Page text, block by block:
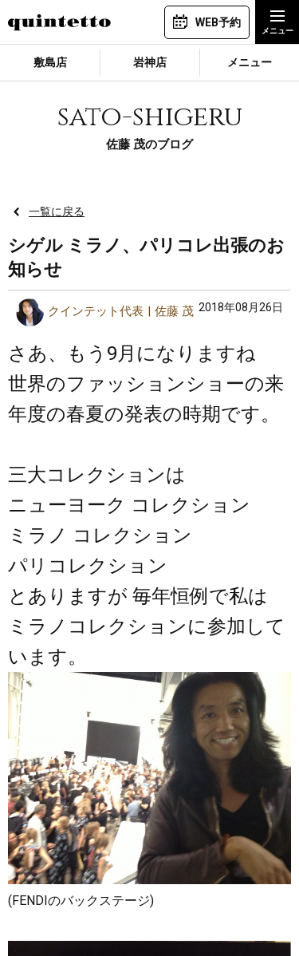
WEB予約
敷島店 岩神店 メニュー
sato-shigeru
佐藤 茂のブログ
一覧に戻る
シゲル ミラノ、パリコレ出張のお
知らせ
クインテット代表 佐藤 茂 2018年08月26日
さあ、もう9月になりますね
世界のファッションショーの来
年度の春夏の発表の時期です。
三大コレクションは
ニューヨーク コレクション
ミラノ コレクション
パリコレクション
とありますが 毎年恒例で私は
ミラノコレクションに参加して
います。
(FENDIのバックステージ)